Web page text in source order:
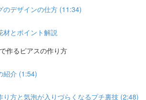
のデザインの仕方 (11:34)
材とポイント解説
作るピアスの作り方
紹介 (1:54)
り方と気泡が入りづらくなるプチ裏技 (2:48)